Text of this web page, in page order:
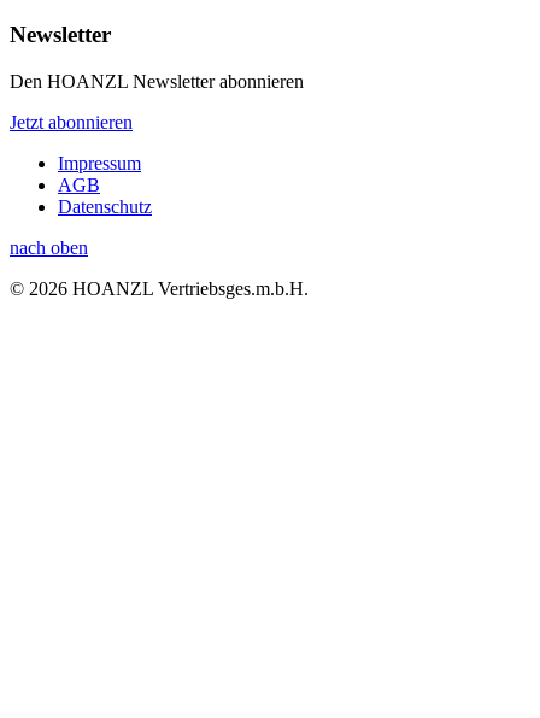
Newsletter
Den HOANZL Newsletter abonnieren
Jetzt abonnieren
Impressum
AGB
Datenschutz
nach oben
© 2026 HOANZL Vertriebsges.m.b.H.